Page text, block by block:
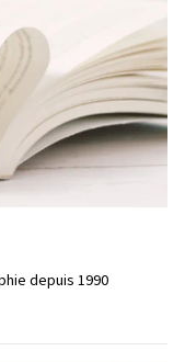
depuis 1990